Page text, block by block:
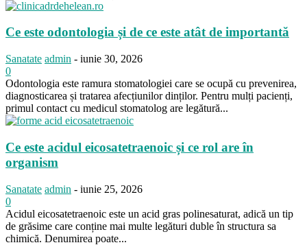
Ce este odontologia și de ce este atât de importantă
Sanatate admin - iunie 30, 2026
0
Odontologia este ramura stomatologiei care se ocupă cu prevenirea,
diagnosticarea și tratarea afecțiunilor dinților. Pentru mulți pacienți,
primul contact cu medicul stomatolog are legătură...
Ce este acidul eicosatetraenoic și ce rol are în
organism
Sanatate admin - iunie 25, 2026
0
Acidul eicosatetraenoic este un acid gras polinesaturat, adică un tip
de grăsime care conține mai multe legături duble în structura sa
chimică. Denumirea poate...